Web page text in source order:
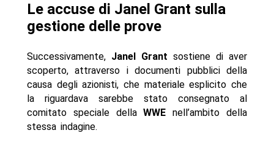
Le accuse di Janel Grant sulla
gestione delle prove
Successivamente, Janel Grant sostiene di aver
scoperto, attraverso i documenti pubblici della
causa degli azionisti, che materiale esplicito che
la riguardava sarebbe stato consegnato al
comitato speciale dellaWWE nell’ambito della
stessa indagine.